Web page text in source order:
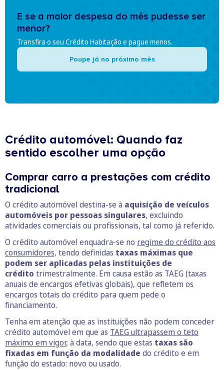
E se a maior despesa do mês pudesse ser
menor?
Transfira o seu Crédito Habitação e pague menos.
Poupe já no próximo mês
Crédito automóvel: Quando faz
sentido escolher uma opção
Comprar carro a prestações com crédito
tradicional
O crédito automóvel destina-se à aquisição de veículos
automóveis por pessoas singulares, excluindo
atividades comerciais ou profissionais, tal como já referido.
O crédito automóvel enquadra-se no regime do crédito aos
consumidores, tendo definidas taxas máximas que
podem ser aplicadas pelas instituições de
crédito trimestralmente. Em causa estão as TAEG (taxas
anuais de encargos efetivas globais), que refletem os
encargos totais do crédito para quem pede o
financiamento.
Tenha em atenção que as instituições não podem conceder
crédito automóvel em que as TAEG ultrapassem o teto
máximo em vigor, à data, sendo que estas taxas são
fixadas em função da modalidade do crédito e em
função do estado: novo ou usado.